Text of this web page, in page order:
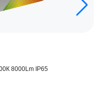
8000Lm IP65